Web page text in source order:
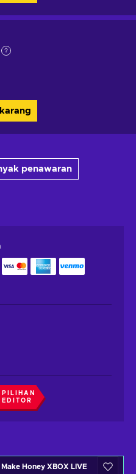
penawaran
PILIHAN
EDITOR
Honey XBOX LIVE